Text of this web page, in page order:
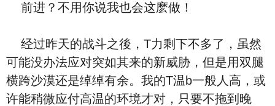
前进？不用你说我也会这麽做！
经过昨天的战斗之後，T力剩下不多了，虽然
可能没办法应对突如其来的新威胁，但是用双腿
横跨沙漠还是绰绰有余。我的T温b一般人高，或
许能稍微应付高温的环境才对，只要不拖到晚